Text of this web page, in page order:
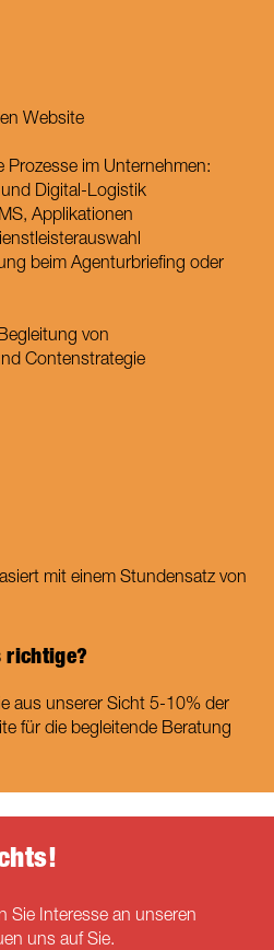
Website
Prozesse im Unternehmen:
Digital-Logistik
Applikationen
beim Agenturbriefing oder
von
Contenstrategie
mit einem Stundensatz von
richtige?
aus unserer Sicht 5-10% der
für die begleitende Beratung
Sie Interesse an unseren
uns auf Sie.